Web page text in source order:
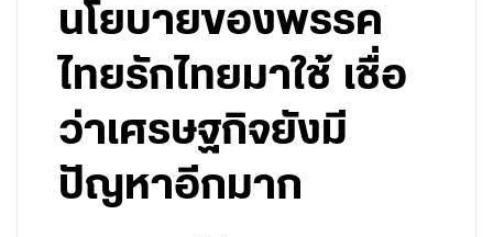
นโยบายของพรรค
ไทยรักไทยมาใช้ เชื่อ
ว่าเศรษฐกิจยังมี
ปัญหาอีกมาก